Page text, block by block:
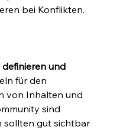
bei Konflikten.
und
für den
von Inhalten und
sind
sollten gut sichtbar